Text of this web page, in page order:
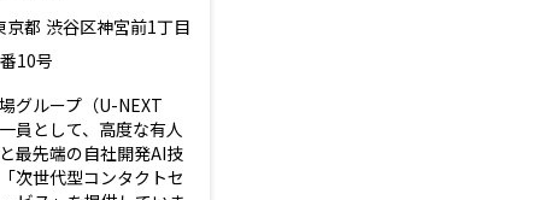
京都 渋谷区神宮前1丁目
10号
グループ（U-NEXT
員として、高度な有人
最先端の自社開発AI技
次世代型コンタクトセ